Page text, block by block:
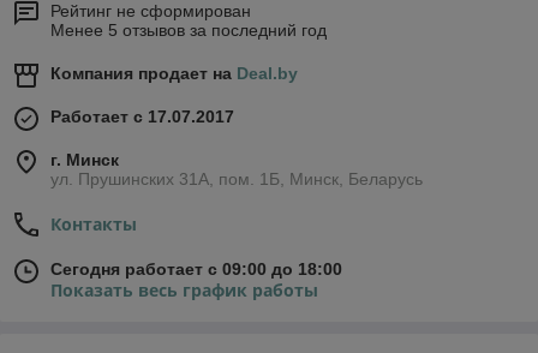
Рейтинг не сформирован
Менее 5 отзывов за последний год
Компания продает на Deal.by
Работает с 17.07.2017
г. Минск
ул. Прушинских 31А, пом. 1Б, Минск, Беларусь
Контакты
Сегодня работает с 09:00 до 18:00
Показать весь график работы